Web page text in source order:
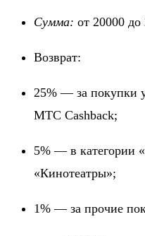
Сумма: от 20000 до
Возврат:
25% — за покупки
МТС Cashback;
5% — в категории
«Кинотеатры»;
1% — за прочие